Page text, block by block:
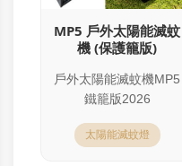
MP5 戶外太陽能滅蚊
機 (保護籠版)
戶外太陽能滅蚊機MP5
鐵籠版2026
太陽能滅蚊燈